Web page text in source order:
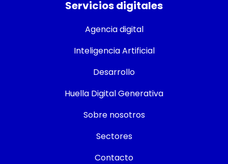
Servicios digitales
Agencia digital
Inteligencia Artificial
Desarrollo
Huella Digital Generativa
Sobre nosotros
Sectores
Contacto